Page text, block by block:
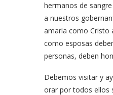
hermanos de
a nuestros
amarla como Cristo
como esposas
personas, deben
Debemos visitar y
orar por todos ellos